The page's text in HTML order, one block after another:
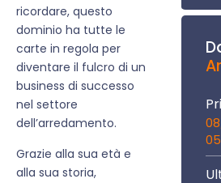
ricordare, questo
dominio ha tutte le
carte in regola per
diventare il fulcro di un
business di successo
nel settore
dell’arredamento.
Grazie alla sua età e
alla sua storia,